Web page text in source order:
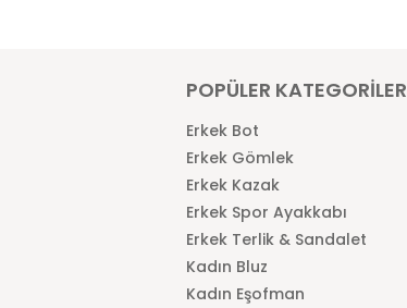
POPÜLER KATEGORİLER
Erkek Bot
Erkek Gömlek
Erkek Kazak
Erkek Spor Ayakkabı
Erkek Terlik & Sandalet
Kadın Bluz
Kadın Eşofman